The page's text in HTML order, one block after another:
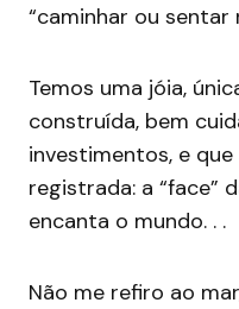
“caminhar ou sentar
Temos uma jóia,
construída, bem
investimentos, e
registrada: a “face”
encanta o mundo. . .
Não me refiro ao